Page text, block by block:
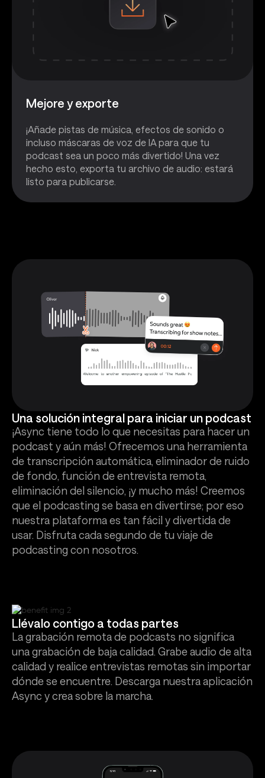
Mejore y exporte
¡Añade pistas de música, efectos de sonido o
incluso máscaras de voz de IA para que tu
podcast sea un poco más divertido! Una vez
hecho esto, exporta tu archivo de audio: estará
listo para publicarse.
Una solución integral para iniciar un podcast
¡Async tiene todo lo que necesitas para hacer un
podcast y aún más! Ofrecemos una herramienta
de transcripción automática, eliminador de ruido
de fondo, función de entrevista remota,
eliminación del silencio, ¡y mucho más! Creemos
que el podcasting se basa en divertirse; por eso
nuestra plataforma es tan fácil y divertida de
usar. Disfruta cada segundo de tu viaje de
podcasting con nosotros.
Llévalo contigo a todas partes
La grabación remota de podcasts no significa
una grabación de baja calidad. Grabe audio de alta
calidad y realice entrevistas remotas sin importar
dónde se encuentre. Descarga nuestra aplicación
Async y crea sobre la marcha.